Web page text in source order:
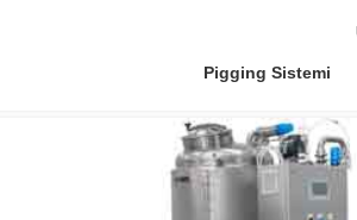
Pigging Sistemi